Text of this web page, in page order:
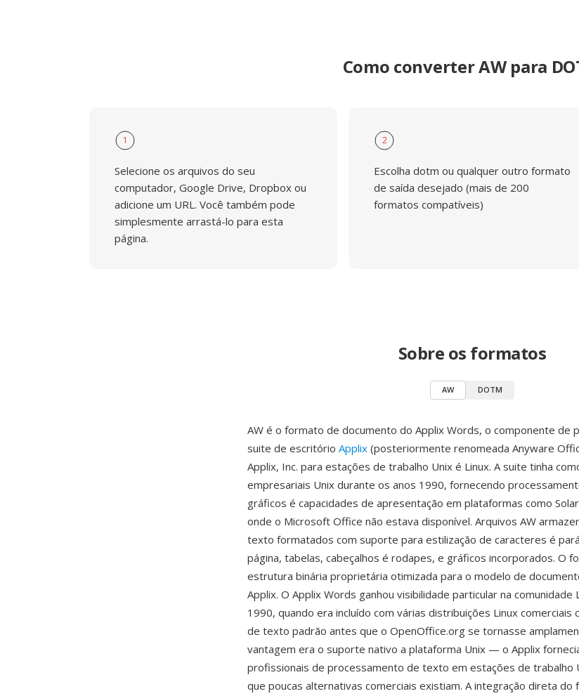
Como converter AW para
1
Selecione os arquivos do seu
computador, Google Drive, Dropbox ou
adicione um URL. Você também pode
simplesmente arrastá-lo para esta
página.
2
Escolha dotm ou qualquer outro formato
de saída desejado (mais de 200
formatos compatíveis)
Sobre os formatos
AW DOTM
AW é o formato de documento do Applix Words, o componente de
suite de escritório Applix (posteriormente renomeada Anyware
Applix, Inc. para estações de trabalho Unix é Linux. A suite tinha
empresariais Unix durante os anos 1990, fornecendo
gráficos é capacidades de apresentação em plataformas como
onde o Microsoft Office não estava disponível. Arquivos AW
texto formatados com suporte para estilização de caracteres é
página, tabelas, cabeçalhos é rodapes, e gráficos incorporados. O
estrutura binária proprietária otimizada para o modelo de
Applix. O Applix Words ganhou visibilidade particular na comunidade
1990, quando era incluído com várias distribuições Linux
de texto padrão antes que o OpenOffice.org se tornasse
vantagem era o suporte nativo a plataforma Unix — o Applix
profissionais de processamento de texto em estações de trabalho
que poucas alternativas comerciais existiam. A integração direta